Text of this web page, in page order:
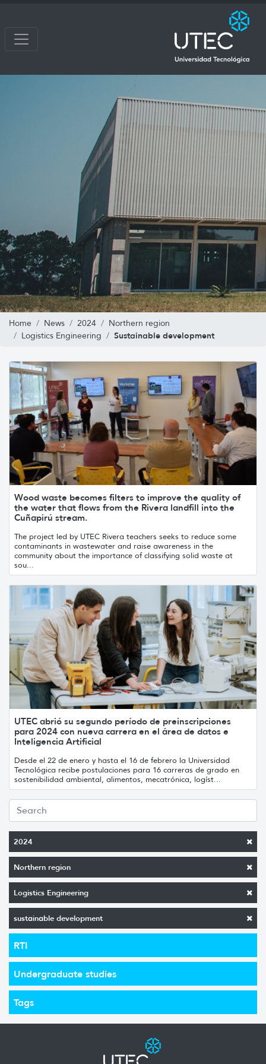
Home News 2024
Northern region
Logistics Engineering
Sustainable development
2024
Northern region
Logistics Engineering
sustainable development
RTI
Undergraduate studies
Tags
Wood waste becomes filters to improve the quality of
the water that flows from the Rivera landfill into the
Cuñapirú stream.
The project led by UTEC Rivera teachers seeks to reduce some
contaminants in wastewater and raise awareness in the
community about the importance of classifying solid waste at
sou...
UTEC abrió su segundo período de preinscripciones
para 2024 con nueva carrera en el área de datos e
Inteligencia Artificial
Desde el 22 de enero y hasta el 16 de febrero la Universidad
Tecnológica recibe postulaciones para 16 carreras de grado en
sostenibilidad ambiental, alimentos, mecatrónica, logíst...